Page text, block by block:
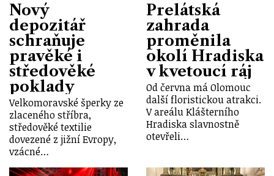
Nový
depozitář
schraňuje
pravěké i
středověké
poklady
Velkomoravské šperky ze
zlaceného stříbra,
středověké textilie
dovezené z jižní Evropy,
vzácné…
Prelátská
zahrada
proměnila
okolí Hradiska
v kvetoucí ráj
Od června má Olomouc
další floristickou atrakci.
V areálu Klášterního
Hradiska slavnostně
otevřeli…